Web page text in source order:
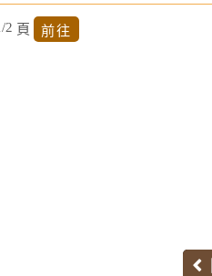
2 頁